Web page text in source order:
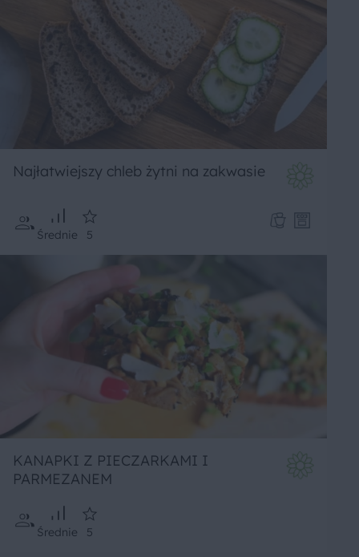
Najłatwiejszy chleb żytni na zakwasie
Średnie 5
KANAPKI Z PIECZARKAMI I
PARMEZANEM
Średnie 5